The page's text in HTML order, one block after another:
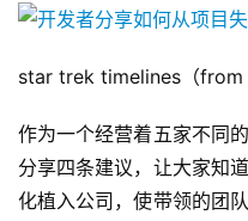
star trek timelines（from
作为一个经营着五家不同
分享四条建议，让大家知
化植入公司，使带领的团